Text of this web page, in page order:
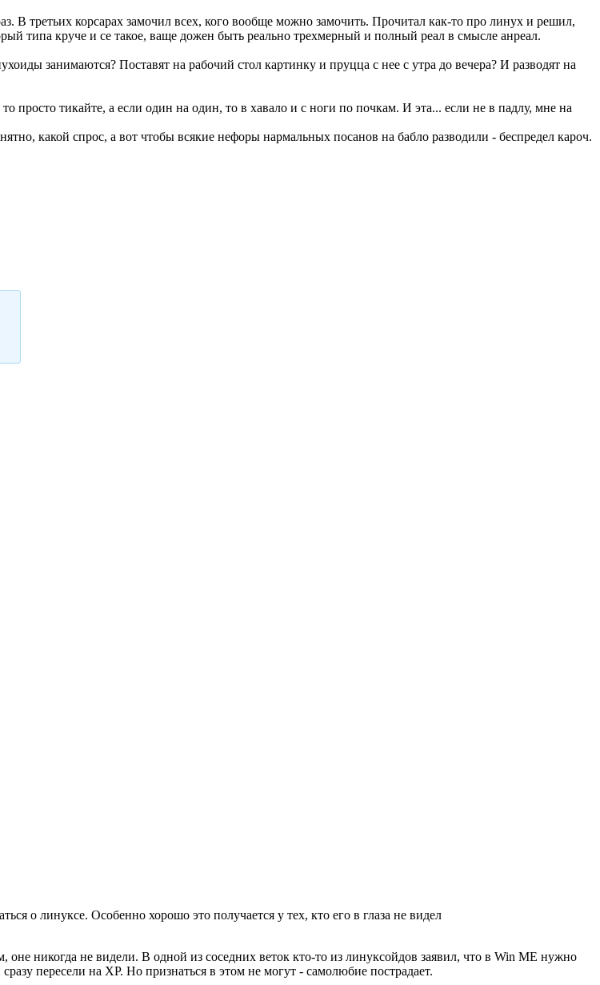
третьих корсарах замочил всех, кого вообще можно замочить. Прочитал как-то про линух и решил,
типа круче и се такое, ваще дожен быть реально трехмерный и полный реал в смысле анреал.
занимаются? Поставят на рабочий стол картинку и пруцца с нее с утра до вечера? И разводят на
просто тикайте, а если один на один, то в хавало и с ноги по почкам. И эта... если не в падлу, мне на
какой спрос, а вот чтобы всякие нефоры нармальных посанов на бабло разводили - беспредел кароч.
о линуксе. Особенно хорошо это получается у тех, кто его в глаза не видел
никогда не видели. В одной из соседних веток кто-то из линуксойдов заявил, что в Win ME нужно
пересели на XP. Но признаться в этом не могут - самолюбие пострадает.